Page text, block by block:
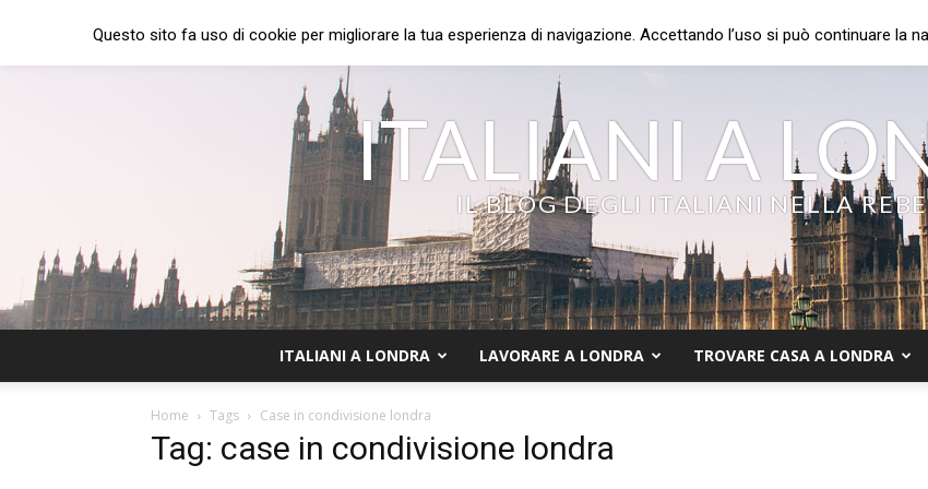
ITALIANI A
IL BLOG DEGLI ITALIANI NELLA
ITALIANI A LONDRA LAVORARE A LONDRA TROVARE CASA A LONDRA
Home Tags Case in condivisione londra
Tag: case in condivisione londra
Questo sito fa uso di cookie per migliorare la tua esperienza di navigazione. Accettando l’uso si può continuare la